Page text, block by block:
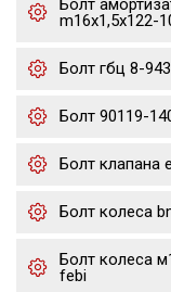
Болт
m16x1,5х122-
Болт гбц 8-
Болт 90119-
Болт клапана
Болт колеса
Болт колеса
febi